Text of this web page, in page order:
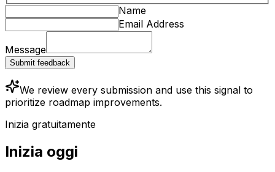
Name
Email Address
Message
Submit feedback
We review every submission and use this signal to
prioritize roadmap improvements.
Inizia gratuitamente
Inizia oggi